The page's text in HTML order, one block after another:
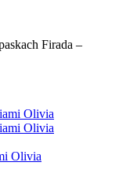
Firada –
Olivia